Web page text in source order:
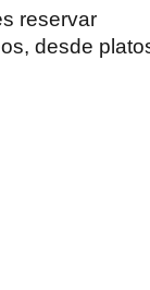
reservar
desde